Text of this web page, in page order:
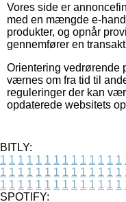
Vores side er
med en mængde e-
produkter, og opnår
gennemfører en
Orientering vedrørende
værnes om fra tid til
reguleringer der kan
opdaterede websitets
BITLY:
1 1 1 1 1 1 1 1 1 1 1 1 1 1
1 1 1 1 1 1 1 1 1 1 1 1 1 1
1 1 1 1 1 1 1 1 1 1 1 1 1 1
SPOTIFY: